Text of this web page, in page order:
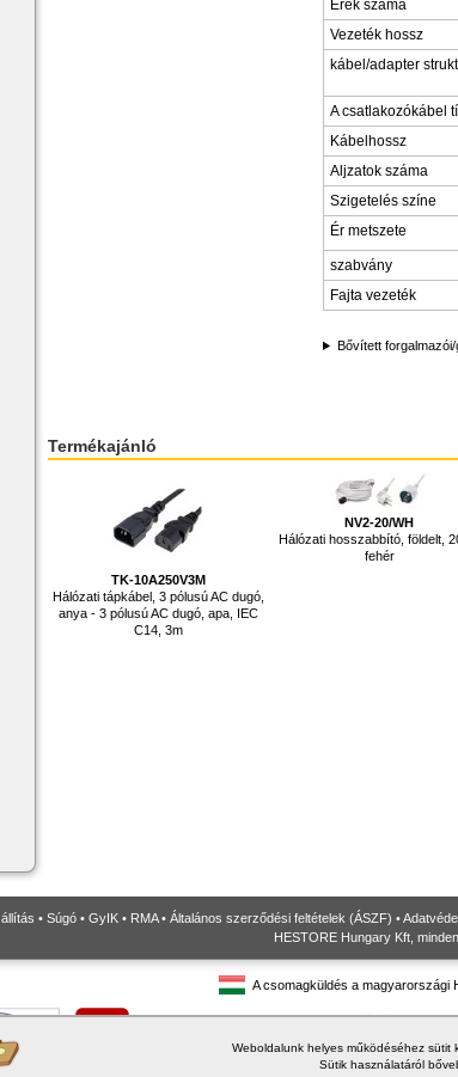
Erek száma
Vezeték hossz
kábel/adapter
A csatlakozókábel
Kábelhossz
Aljzatok száma
Szigetelés színe
Ér metszete
szabvány
Fajta vezeték
Bővített
Termékajánló
TK-10A250V3M
Hálózati tápkábel, 3 pólusú AC dugó,
anya - 3 pólusú AC dugó, apa, IEC
C14, 3m
NV2-20/WH
Hálózati hosszabbító, földelt,
fehér
• Súgó • GyIK • RMA• Általános szerződési feltételek (ÁSZF) •
HESTORE Hungary Kft,
Weboldalunk helyes működéséhez sütit
Sütik használatáról
A csomagküldés a magyarországi